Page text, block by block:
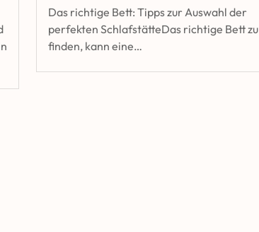
Das richtige Bett: Tipps zur Auswahl der
perfekten SchlafstätteDas richtige Bett zu
finden, kann eine…